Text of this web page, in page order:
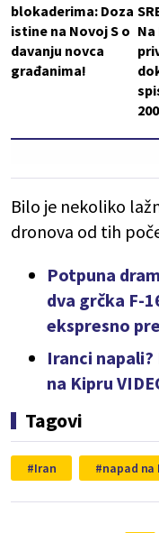
blokaderima: Doza
istine na Novoj S o
davanju novca
građanima!
Bilo je nekoliko
dronova od tih
Potpuna
dva grčka F-
ekspresno
Iranci
na Kipru
Tagovi
Iran napad na